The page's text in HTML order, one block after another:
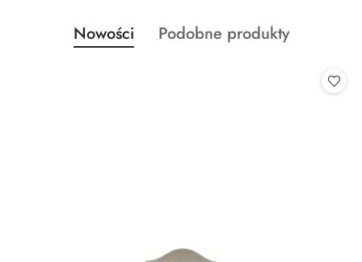
Pomiń karuzelę produktów
Produkty
o
Nowości
Produkty
Podobne produkty